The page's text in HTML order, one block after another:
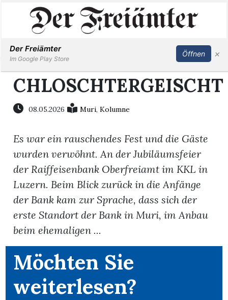
Immobilien
Stellen
E-
Paper
Newsletter
App
Inserieren Abonnieren Anmelden
CHLOSCHTERGEISCHT
08.05.2026 Muri,Kolumne
Es war ein rauschendes Fest und die Gäste
wurden verwöhnt. An der Jubiläumsfeier
der Raiffeisenbank Oberfreiamt im KKL in
Luzern. Beim Blick zurück in die Anfänge
der Bank kam zur Sprache, dass sich der
erste Standort der Bank in Muri, im Anbau
beim ehemaligen ...
Möchten Sie
weiterlesen?
Der Freiämter
Im Google Play Store
Öffnen ×